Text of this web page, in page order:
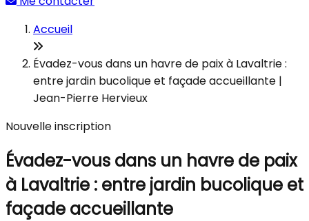
Accueil
Évadez-vous dans un havre de paix à Lavaltrie :
entre jardin bucolique et façade accueillante |
Jean-Pierre Hervieux
Nouvelle inscription
Évadez-vous dans un havre de paix
à Lavaltrie : entre jardin bucolique et
façade accueillante